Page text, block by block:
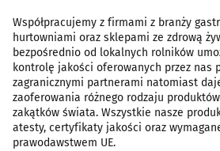
Współpracujemy z firmami z branży
hurtowniami oraz sklepami ze zdrową
bezpośrednio od lokalnych rolników
kontrolę jakości oferowanych przez nas
zagranicznymi partnerami natomiast
zaoferowania różnego rodzaju
zakątków świata. Wszystkie nasze
atesty, certyfikaty jakości oraz
prawodawstwem UE.